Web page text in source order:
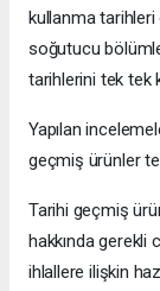
kullanma tarihleri
soğutucu
tarihlerini tek tek
Yapılan
geçmiş ürünler
Tarihi geçmiş
hakkında gerekli
ihlallere ilişkin